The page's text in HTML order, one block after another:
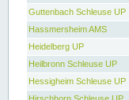
Guttenbach Schleuse UP
Hassmersheim AMS
Heidelberg UP
Heilbronn Schleuse UP
Hessigheim Schleuse UP